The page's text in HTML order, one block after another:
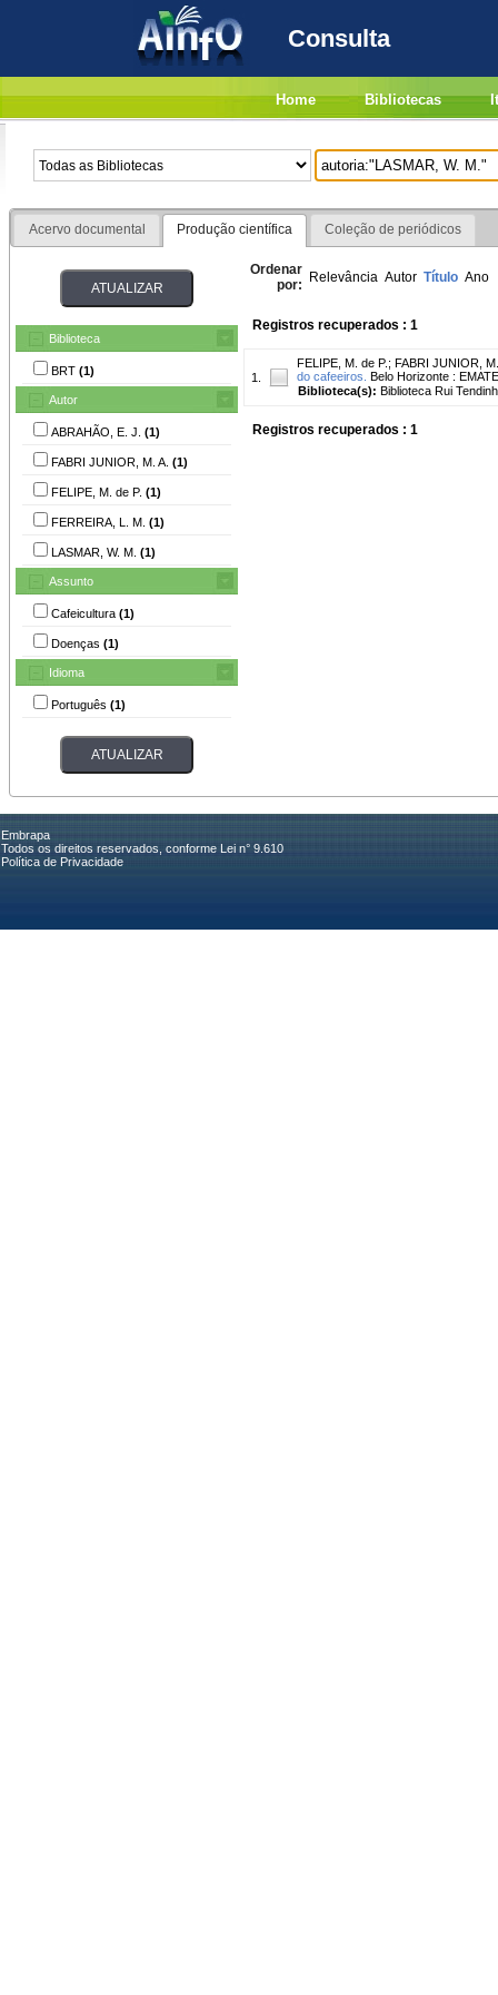
Consulta
Home Bibliotecas
Acervo documental Produção científica Coleção de periódicos
Biblioteca
BRT (1)
Autor
ABRAHÃO, E. J. (1)
FABRI JUNIOR, M. A. (1)
FELIPE, M. de P. (1)
FERREIRA, L. M. (1)
LASMAR, W. M. (1)
Assunto
Cafeicultura (1)
Doenças (1)
Idioma
Português (1)
Ordenar
por: Relevância Autor Título Ano
Registros recuperados : 1
1.
FELIPE, M. de P. ; FABRI JUNIOR,
do cafeeiros. Belo Horizonte :
Biblioteca(s): Biblioteca Rui
Registros recuperados : 1
Embrapa
Todos os direitos reservados, conforme Lei n° 9.610
Política de Privacidade